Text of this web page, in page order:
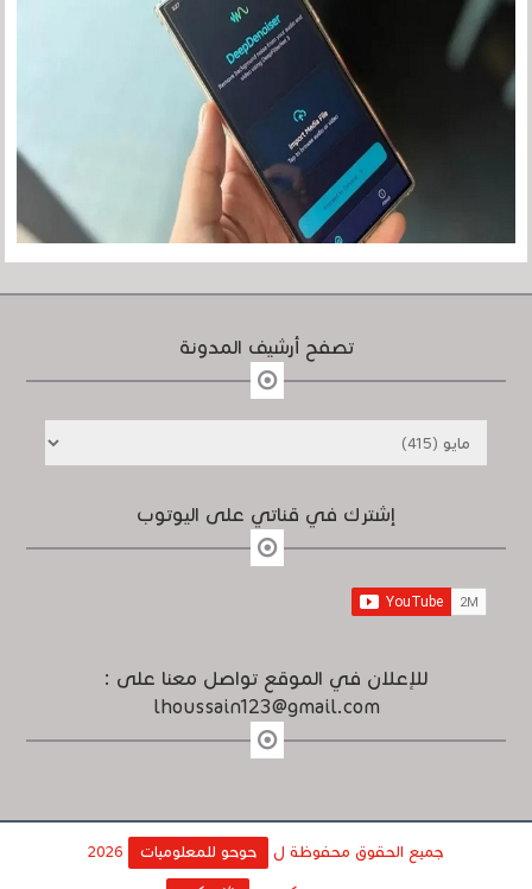
تصفح أرشيف المدونة
إشترك في قناتي على اليوتوب
للإعلان في الموقع تواصل معنا على :
lhoussain123@gmail.com
جميع الحقوق محفوظة ل حوحو للمعلوميات